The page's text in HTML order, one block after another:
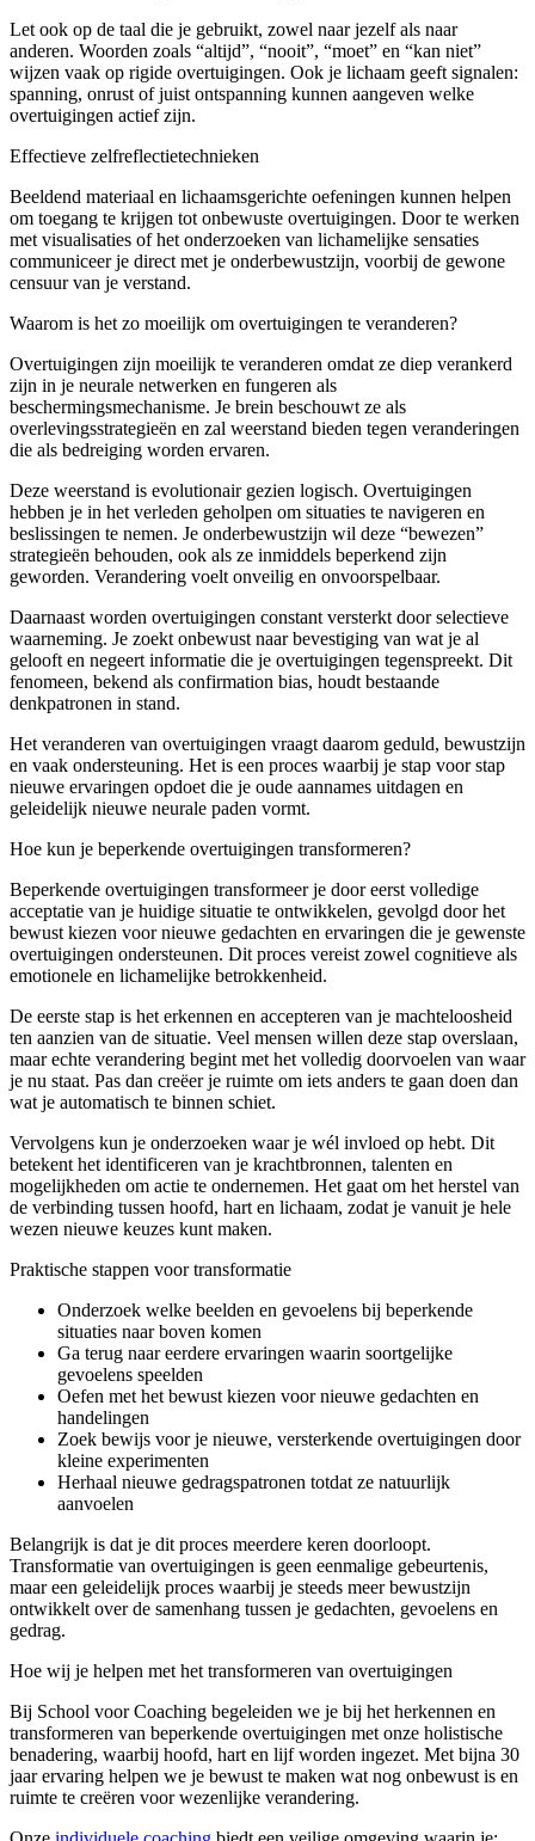
Let ook op de taal die je gebruikt, zowel naar jezelf als naar
anderen. Woorden zoals “altijd”, “nooit”, “moet” en “kan niet”
wijzen vaak op rigide overtuigingen. Ook je lichaam geeft signalen:
spanning, onrust of juist ontspanning kunnen aangeven welke
overtuigingen actief zijn.
Effectieve zelfreflectietechnieken
Beeldend materiaal en lichaamsgerichte oefeningen kunnen helpen
om toegang te krijgen tot onbewuste overtuigingen. Door te werken
met visualisaties of het onderzoeken van lichamelijke sensaties
communiceer je direct met je onderbewustzijn, voorbij de gewone
censuur van je verstand.
Waarom is het zo moeilijk om overtuigingen te veranderen?
Overtuigingen zijn moeilijk te veranderen omdat ze diep verankerd
zijn in je neurale netwerken en fungeren als
beschermingsmechanisme. Je brein beschouwt ze als
overlevingsstrategieën en zal weerstand bieden tegen veranderingen
die als bedreiging worden ervaren.
Deze weerstand is evolutionair gezien logisch. Overtuigingen
hebben je in het verleden geholpen om situaties te navigeren en
beslissingen te nemen. Je onderbewustzijn wil deze “bewezen”
strategieën behouden, ook als ze inmiddels beperkend zijn
geworden. Verandering voelt onveilig en onvoorspelbaar.
Daarnaast worden overtuigingen constant versterkt door selectieve
waarneming. Je zoekt onbewust naar bevestiging van wat je al
gelooft en negeert informatie die je overtuigingen tegenspreekt. Dit
fenomeen, bekend als confirmation bias, houdt bestaande
denkpatronen in stand.
Het veranderen van overtuigingen vraagt daarom geduld, bewustzijn
en vaak ondersteuning. Het is een proces waarbij je stap voor stap
nieuwe ervaringen opdoet die je oude aannames uitdagen en
geleidelijk nieuwe neurale paden vormt.
Hoe kun je beperkende overtuigingen transformeren?
Beperkende overtuigingen transformeer je door eerst volledige
acceptatie van je huidige situatie te ontwikkelen, gevolgd door het
bewust kiezen voor nieuwe gedachten en ervaringen die je gewenste
overtuigingen ondersteunen. Dit proces vereist zowel cognitieve als
emotionele en lichamelijke betrokkenheid.
De eerste stap is het erkennen en accepteren van je machteloosheid
ten aanzien van de situatie. Veel mensen willen deze stap overslaan,
maar echte verandering begint met het volledig doorvoelen van waar
je nu staat. Pas dan creëer je ruimte om iets anders te gaan doen dan
wat je automatisch te binnen schiet.
Vervolgens kun je onderzoeken waar je wél invloed op hebt. Dit
betekent het identificeren van je krachtbronnen, talenten en
mogelijkheden om actie te ondernemen. Het gaat om het herstel van
de verbinding tussen hoofd, hart en lichaam, zodat je vanuit je hele
wezen nieuwe keuzes kunt maken.
Praktische stappen voor transformatie
Onderzoek welke beelden en gevoelens bij beperkende
situaties naar boven komen
Ga terug naar eerdere ervaringen waarin soortgelijke
gevoelens speelden
Oefen met het bewust kiezen voor nieuwe gedachten en
handelingen
Zoek bewijs voor je nieuwe, versterkende overtuigingen door
kleine experimenten
Herhaal nieuwe gedragspatronen totdat ze natuurlijk
aanvoelen
Belangrijk is dat je dit proces meerdere keren doorloopt.
Transformatie van overtuigingen is geen eenmalige gebeurtenis,
maar een geleidelijk proces waarbij je steeds meer bewustzijn
ontwikkelt over de samenhang tussen je gedachten, gevoelens en
gedrag.
Hoe wij je helpen met het transformeren van overtuigingen
Bij School voor Coaching begeleiden we je bij het herkennen en
transformeren van beperkende overtuigingen met onze holistische
benadering, waarbij hoofd, hart en lijf worden ingezet. Met bijna 30
jaar ervaring helpen we je bewust te maken wat nog onbewust is en
ruimte te creëren voor wezenlijke verandering.